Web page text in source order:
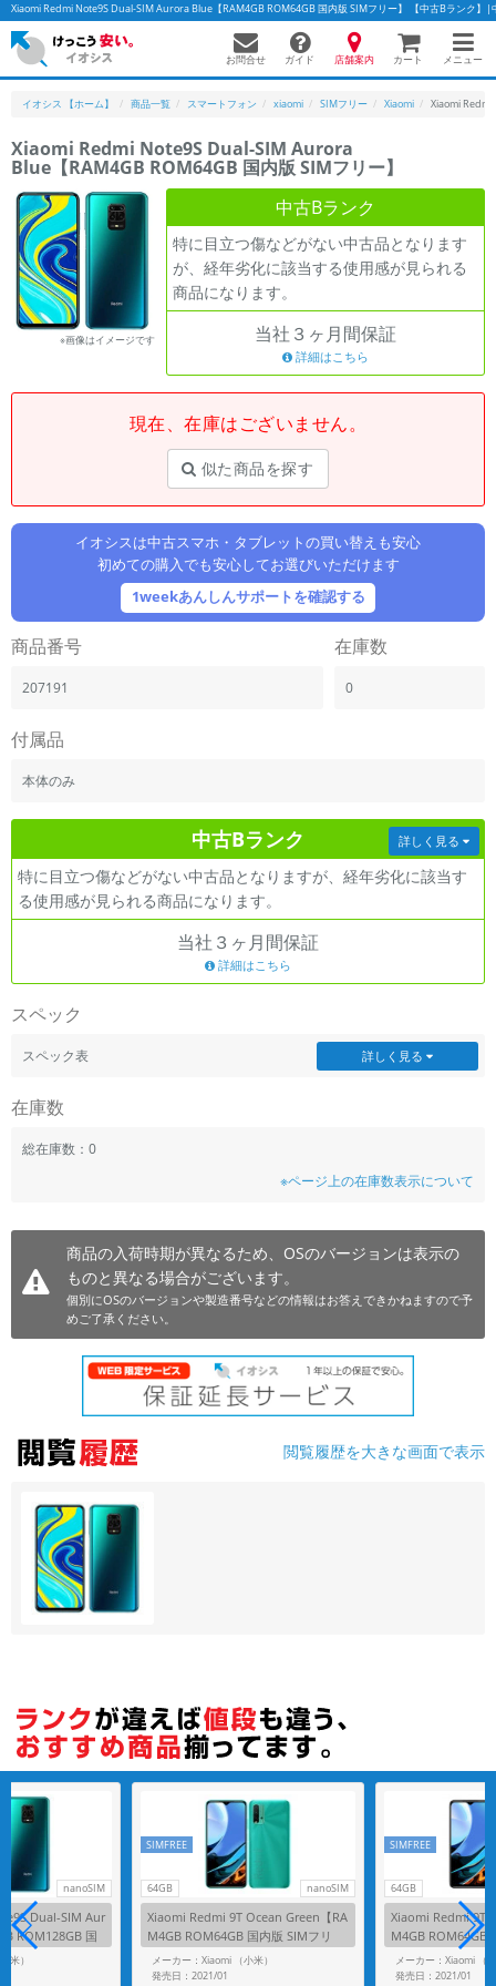
Xiaomi Redmi Note9S Dual-SIM Aurora Blue【RAM4GB ROM64GB 国内版 SIMフリー】 【中古Bランク】
お問合せ ガイド 店舗案内 カート メニュー
イオシス 【ホーム】 商品一覧 スマートフォン xiaomi SIMフリー Xiaomi Xiaomi Redmi
Xiaomi Redmi Note9S Dual-SIM Aurora
Blue【RAM4GB ROM64GB 国内版 SIMフリー】
※画像はイメージです
中古Bランク
特に目立つ傷などがない中古品となります
が、経年劣化に該当する使用感が見られる
商品になります。
当社３ヶ月間保証
詳細はこちら
現在、在庫はございません。
似た商品を探す
イオシスは中古スマホ・タブレットの買い替えも安心
初めての購入でも安心してお選びいただけます
1weekあんしんサポートを確認する
商品番号
207191
在庫数
0
付属品
本体のみ
中古Bランク
特に目立つ傷などがない中古品となりますが、経年劣化に該当す
る使用感が見られる商品になります。
詳しく見る
当社３ヶ月間保証
詳細はこちら
スペック
スペック表 詳しく見る
在庫数
総在庫数：0
※ページ上の在庫数表示について
商品の入荷時期が異なるため、OSのバージョンは表示の
ものと異なる場合がございます。
個別にOSのバージョンや製造番号などの情報はお答えできかねますので予
めご了承ください。
閲覧履歴を大きな画面で表示
nanoSIM
Dual-SIM Aur
ROM128GB 国
米）
64GB nanoSIM
SIMFREE
Xiaomi Redmi 9T Ocean Green【RA
M4GB ROM64GB 国内版 SIMフリ
ー】
メーカー：Xiaomi （小米）
発売日：2021/01
64GB
SIMFREE
Xiaomi Redmi 9T
M4GB ROM64GB
ー】
メーカー：Xiaomi （
発売日：2021/01
かんたんパソコン検索に切り替える
フリーワード
除外ワード
人気の検索ワード：Let's note
「スマートフォン」「タブレット」など
メーカー
製造、販売メーカーの絞り込み
機能・特徴
商品の搭載機能による絞り込み
商品状態の絞り込み
CPUの絞り込み
OS
メモリ
円 ～ 円
各項目のチェックボックスは「or検索」となります。
ただし機能別のみ「and検索」となります。